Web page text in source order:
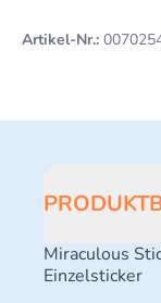
Artikel-Nr.:
Miraculous
Einzelsticker